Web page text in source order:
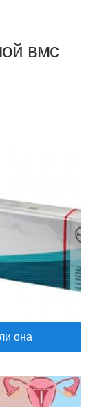
вмс
она